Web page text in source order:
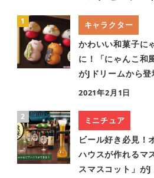
キャラクター
かわいい和菓子に
に！「にゃんこ和
がJドリームから登
2021年2月1日
ミニチュア
ビール好き必見！
ハウスが作れるマ
スマスコット」が